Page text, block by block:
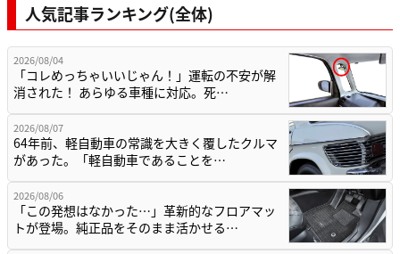
人気記事ランキング(全体)
2026/08/04
「コレめっちゃいいじゃん！」運転の不安が解
消された！ あらゆる車種に対応。死…
2026/08/07
64年前、軽自動車の常識を大きく覆したクルマ
があった。「軽自動車であることを…
2026/08/06
「この発想はなかった…」革新的なフロアマッ
トが登場。純正品をそのまま活かせる…